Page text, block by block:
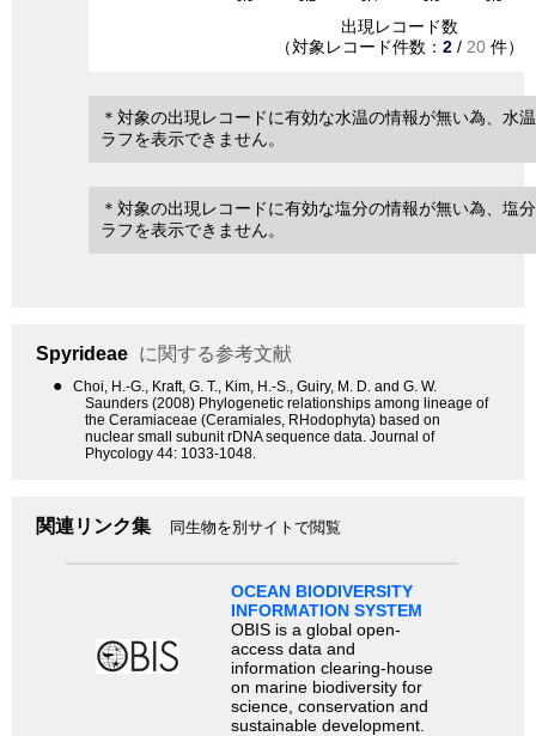
出現レコード数
（対象レコード件数： 2 / 20 件）
＊対象の出現レコードに有効な水温の情報が無い為、水
ラフを表示できません。
＊対象の出現レコードに有効な塩分の情報が無い為、塩
ラフを表示できません。
Spyrideae に関する参考文献
●
Choi, H.-G., Kraft, G. T., Kim, H.-S., Guiry, M. D. and G. W.
Saunders (2008) Phylogenetic relationships among lineage of
the Ceramiaceae (Ceramiales, RHodophyta) based on
nuclear small subunit rDNA sequence data. Journal of
Phycology 44: 1033-1048.
関連リンク集 同生物を別サイトで閲覧
OCEAN BIODIVERSITY
INFORMATION SYSTEM
OBIS is a global open-
access data and
information clearing-house
on marine biodiversity for
science, conservation and
sustainable development.